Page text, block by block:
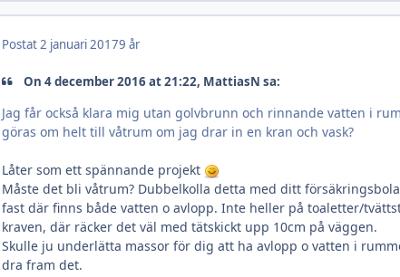
Postat2 januari 20179 år
On 4 december 2016 at 21:22, MattiasN sa:
Jag får också klara mig utan golvbrunn och rinnande vatten i
göras om helt till våtrum om jag drar in en kran och vask?
Låter som ett spännande projekt
Måste det bli våtrum? Dubbelkolla detta med ditt
fast där finns både vatten o avlopp. Inte heller på toaletter/
kraven, där räcker det väl med tätskickt upp 10cm på väggen.
Skulle ju underlätta massor för dig att ha avlopp o vatten i
dra fram det.